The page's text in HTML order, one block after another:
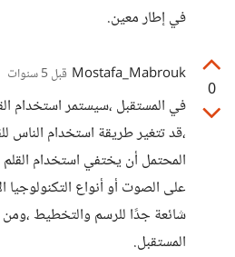
في إطار معين.
0
Mostafa_Mabrouk قبل 5 سنوات
في المستقبل ،سيستمر استخدام
،قد تتغير طريقة استخدام الناس
المحتمل أن يختفي استخدام القلم
على الصوت أو أنواع التكنولوجيا
شائعة جدًا للرسم والتخطيط
المستقبل.